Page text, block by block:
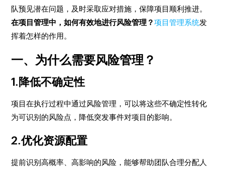
队预见潜在问题，及时采取应对措施，保障项目顺利推进。
在项目管理中，如何有效地进行风险管理？项目管理系统发
挥着怎样的作用。
一、为什么需要风险管理？
1.降低不确定性
项目在执行过程中通过风险管理，可以将这些不确定性转化
为可识别的风险点，降低突发事件对项目的影响。
2.优化资源配置
提前识别高概率、高影响的风险，能够帮助团队合理分配人